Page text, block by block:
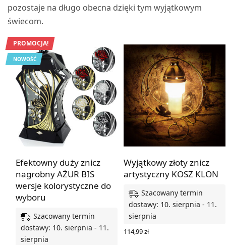
pozostaje na długo obecna dzięki tym wyjątkowym
świecom.
PROMOCJA!
NOWOŚĆ
Efektowny duży znicz
nagrobny AŻUR BIS
wersje kolorystyczne do
wyboru
Szacowany termin
dostawy: 10. sierpnia - 11.
sierpnia
Wyjątkowy złoty znicz
artystyczny KOSZ KLON
Szacowany termin
dostawy: 10. sierpnia - 11.
sierpnia
114,99zł